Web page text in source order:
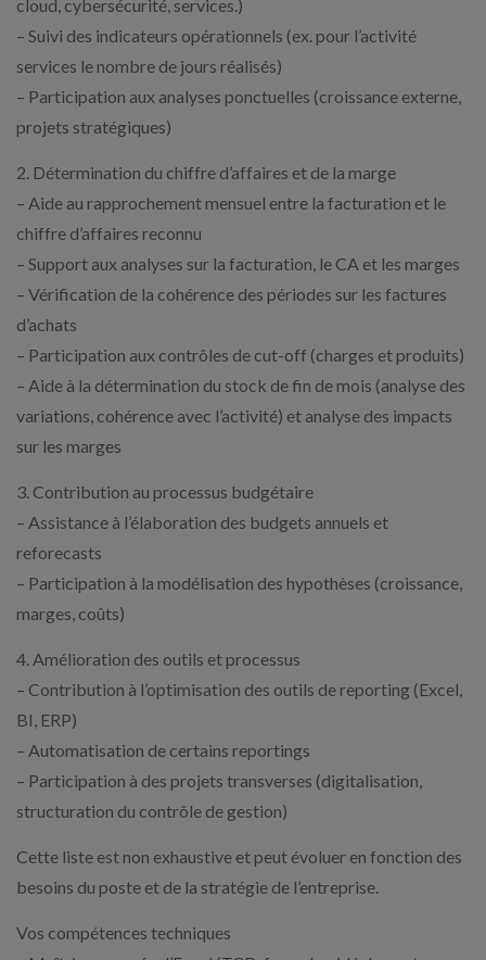
cloud, cybersécurité, services.)
– Suivi des indicateurs opérationnels (ex. pour l’activité
services le nombre de jours réalisés)
– Participation aux analyses ponctuelles (croissance externe,
projets stratégiques)
2. Détermination du chiffre d’affaires et de la marge
– Aide au rapprochement mensuel entre la facturation et le
chiffre d’affaires reconnu
– Support aux analyses sur la facturation, le CA et les marges
– Vérification de la cohérence des périodes sur les factures
d’achats
– Participation aux contrôles de cut-off (charges et produits)
– Aide à la détermination du stock de fin de mois (analyse des
variations, cohérence avec l’activité) et analyse des impacts
sur les marges
3. Contribution au processus budgétaire
– Assistance à l’élaboration des budgets annuels et
reforecasts
– Participation à la modélisation des hypothèses (croissance,
marges, coûts)
4. Amélioration des outils et processus
– Contribution à l’optimisation des outils de reporting (Excel,
BI, ERP)
– Automatisation de certains reportings
– Participation à des projets transverses (digitalisation,
structuration du contrôle de gestion)
Cette liste est non exhaustive et peut évoluer en fonction des
besoins du poste et de la stratégie de l’entreprise.
Vos compétences techniques